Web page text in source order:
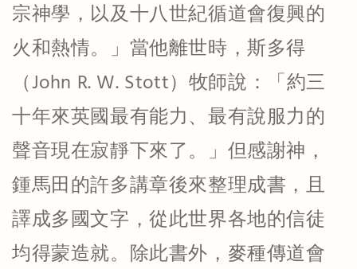
宗神學，以及十八世紀循道會復興的
火和熱情。」當他離世時，斯多得
（John R. W. Stott）牧師說：「約三
十年來英國最有能力、最有說服力的
聲音現在寂靜下來了。」但感謝神，
鍾馬田的許多講章後來整理成書，且
譯成多國文字，從此世界各地的信徒
均得蒙造就。除此書外，麥種傳道會